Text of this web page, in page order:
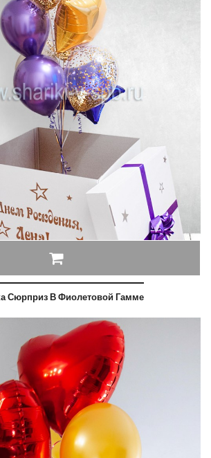
Сюрприз В Фиолетовой Гамме